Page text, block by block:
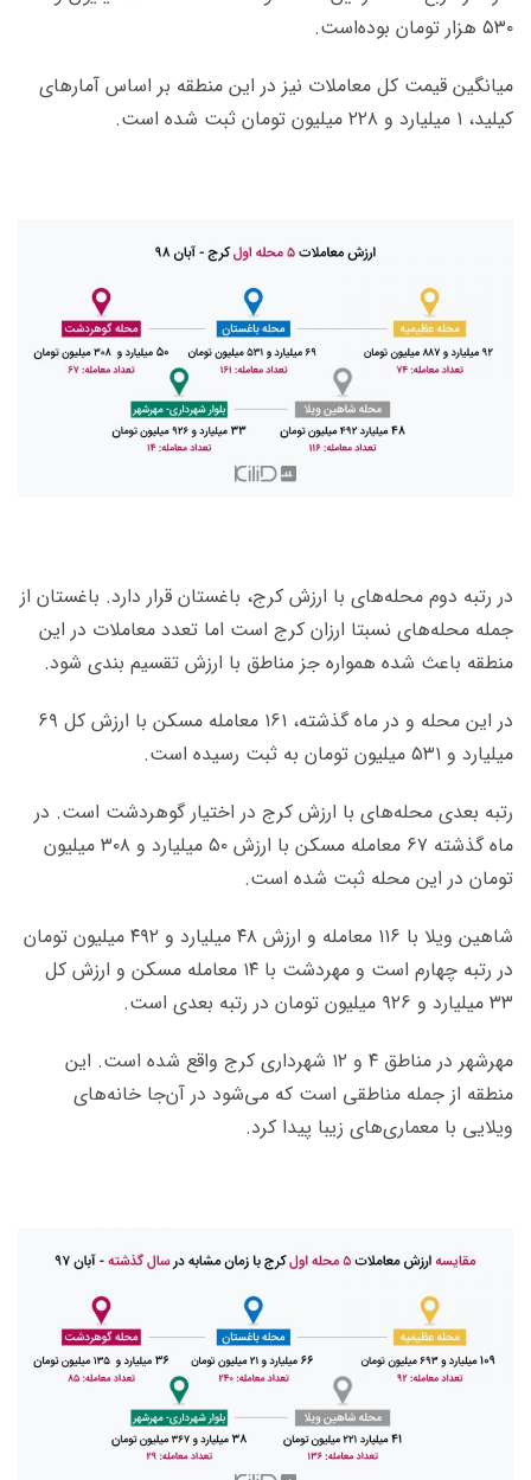
۵۳۰ هزار تومان بوده‌است.
میانگین قیمت کل معاملات نیز در این منطقه بر اساس آمارهای
کیلید، ۱ میلیارد و ۲۲۸ میلیون تومان ثبت شده است.
در رتبه دوم محله‌های با ارزش کرج، باغستان قرار دارد. باغستان از
جمله محله‌های نسبتا ارزان کرج است اما تعدد معاملات در این
منطقه باعث شده همواره جز مناطق با ارزش تقسیم بندی شود.
در این محله و در ماه گذشته، ۱۶۱ معامله مسکن با ارزش کل ۶۹
میلیارد و ۵۳۱ میلیون تومان به ثبت رسیده است.
رتبه بعدی محله‌های با ارزش کرج در اختیار گوهردشت است. در
ماه گذشته ۶۷ معامله مسکن با ارزش ۵۰ میلیارد و ۳۰۸ میلیون
تومان در این محله ثبت شده است.
شاهین ویلا با ۱۱۶ معامله و ارزش ۴۸ میلیارد و ۴۹۲ میلیون تومان
در رتبه چهارم است و مهردشت با ۱۴ معامله مسکن و ارزش کل
۳۳ میلیارد و ۹۲۶ میلیون تومان در رتبه بعدی است.
مهرشهر در مناطق ۴ و ۱۲ شهرداری کرج واقع شده است. این
منطقه از جمله مناطقی است که می‌شود در آن‌جا خانه‌های
ویلایی با معماری‌های زیبا پیدا کرد.